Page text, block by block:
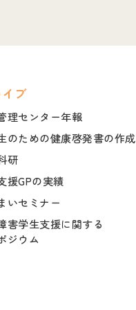
ブ
理センター年報
のための健康啓発書の作成
研
援GPの実績
いセミナー
害学生支援に関する
ジウム